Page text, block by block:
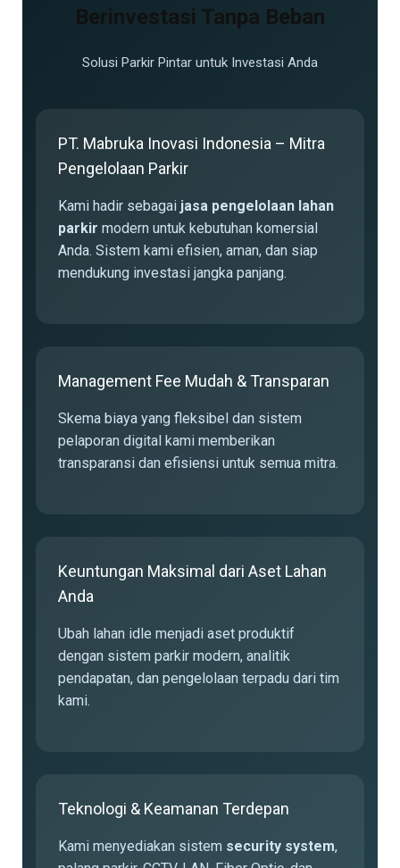
Berinvestasi Tanpa Beban
Solusi Parkir Pintar untuk Investasi Anda
PT. Mabruka Inovasi Indonesia – Mitra
Pengelolaan Parkir
Kami hadir sebagai jasa pengelolaan lahan
parkir modern untuk kebutuhan komersial
Anda. Sistem kami efisien, aman, dan siap
mendukung investasi jangka panjang.
Management Fee Mudah & Transparan
Skema biaya yang fleksibel dan sistem
pelaporan digital kami memberikan
transparansi dan efisiensi untuk semua mitra.
Keuntungan Maksimal dari Aset Lahan
Anda
Ubah lahan idle menjadi aset produktif
dengan sistem parkir modern, analitik
pendapatan, dan pengelolaan terpadu dari tim
kami.
Teknologi & Keamanan Terdepan
Kami menyediakan sistem security system,